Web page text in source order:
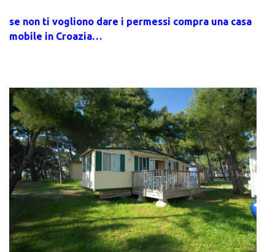
se non ti vogliono dare i permessi compra una casa
mobile in Croazia…